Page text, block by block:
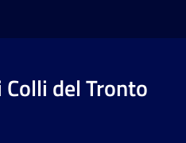
Colli del Tronto